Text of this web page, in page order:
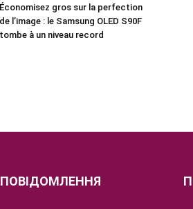
Économisez gros sur la perfection
de l’image : le Samsung OLED S90F
tombe à un niveau record